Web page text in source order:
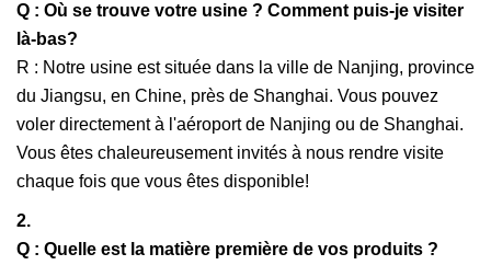
Q : Où se trouve votre usine ? Comment puis-je visiter
là-bas?
R : Notre usine est située dans la ville de Nanjing, province
du Jiangsu, en Chine, près de Shanghai. Vous pouvez
voler directement à l'aéroport de Nanjing ou de Shanghai.
Vous êtes chaleureusement invités à nous rendre visite
chaque fois que vous êtes disponible!
2.
Q : Quelle est la matière première de vos produits ?